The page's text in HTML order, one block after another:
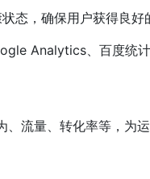
状态，确保用户获得良好
Analytics、百度统
、流量、转化率等，为